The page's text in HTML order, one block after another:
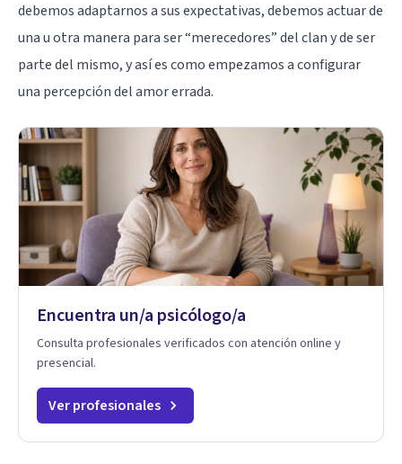
debemos adaptarnos a sus expectativas, debemos actuar de
una u otra manera para ser “merecedores” del clan y de ser
parte del mismo, y así es como empezamos a configurar
una percepción del amor errada.
Encuentra un/a psicólogo/a
Consulta profesionales verificados con atención online y
presencial.
Ver profesionales